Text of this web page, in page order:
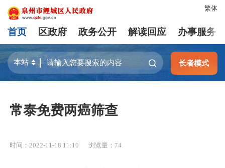
繁体
首页 区政府 政务公开 解读回应 办事服务
长者模式
常泰免费两癌筛查
时间：2022-11-18 11:10 浏览量： 74